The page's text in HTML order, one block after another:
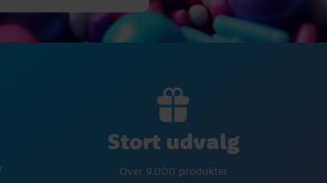
Stort udvalg
Over 9.000 produkter